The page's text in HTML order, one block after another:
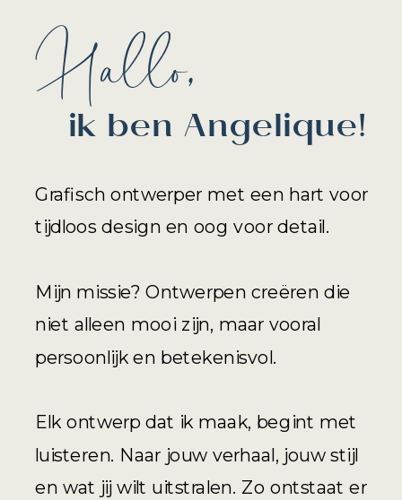
Grafisch ontwerper met een hart voor
tijdloos design en oog voor detail.
Mijn missie? Ontwerpen creëren die
niet alleen mooi zijn, maar vooral
persoonlijk en betekenisvol.
Elk ontwerp dat ik maak, begint met
luisteren. Naar jouw verhaal, jouw stijl
en wat jij wilt uitstralen. Zo ontstaat er
Hallo,
ik ben Angelique!